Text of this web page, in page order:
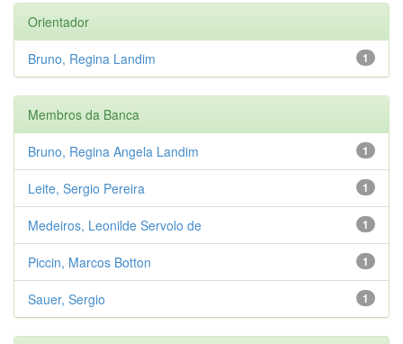
Orientador
1
Bruno, Regina Landim
Membros da Banca
1
Bruno, Regina Angela Landim
1
Leite, Sergio Pereira
1
Medeiros, Leonilde Servolo de
1
Piccin, Marcos Botton
1
Sauer, Sergio